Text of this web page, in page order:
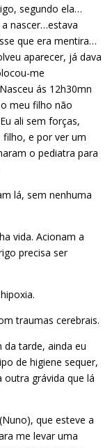
segundo ela…
nascer…estava
que era mentira…
aparecer, já dava
me
ás 12h30mn
meu filho não
ali sem forças,
e por ver um
o pediatra para
lá, sem nenhuma
vida. Acionam a
precisa ser
traumas cerebrais.
da tarde, ainda eu
de higiene sequer,
grávida que lá
que esteve a
me levar uma